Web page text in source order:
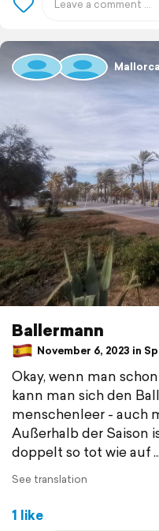
Ballermann
November 6, 2023 in
Okay, wenn man
kann man sich den
menschenleer - auch
Außerhalb der Saison
doppelt so tot wie auf
See translation
1 like